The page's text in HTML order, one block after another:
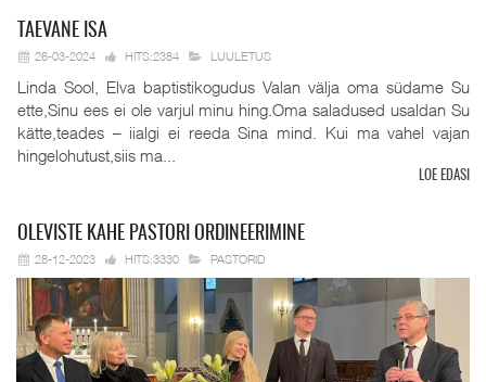
TAEVANE ISA
26-03-2024 HITS:2384 LUULETUS
Linda Sool, Elva baptistikogudus Valan välja oma südame Su
ette,Sinu ees ei ole varjul minu hing.Oma saladused usaldan Su
kätte,teades – iialgi ei reeda Sina mind. Kui ma vahel vajan
hingelohutust,siis ma...
LOE EDASI
OLEVISTE KAHE PASTORI ORDINEERIMINE
28-12-2023 HITS:3330 PASTORID